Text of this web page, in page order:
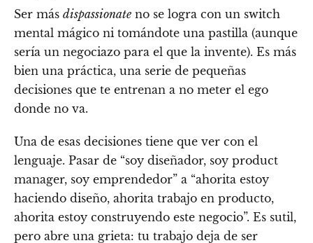
Ser más dispassionate no se logra con un switch
mental mágico ni tomándote una pastilla (aunque
sería un negociazo para el que la invente). Es más
bien una práctica, una serie de pequeñas
decisiones que te entrenan a no meter el ego
donde no va.
Una de esas decisiones tiene que ver con el
lenguaje. Pasar de “soy diseñador, soy product
manager, soy emprendedor” a “ahorita estoy
haciendo diseño, ahorita trabajo en producto,
ahorita estoy construyendo este negocio”. Es sutil,
pero abre una grieta: tu trabajo deja de ser